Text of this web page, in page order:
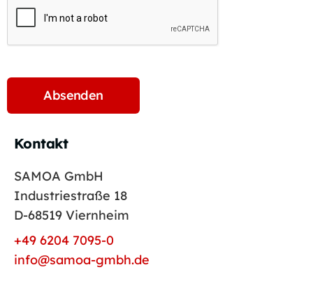
Kontakt
SAMOA GmbH
Industriestraße 18
D-68519 Viernheim
+49 6204 7095-0
info@samoa-gmbh.de